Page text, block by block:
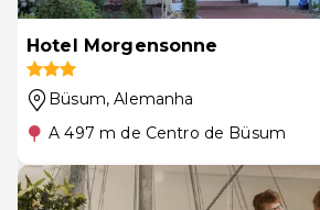
Hotel Morgensonne
Büsum, Alemanha
A 497 m de Centro de Büsum